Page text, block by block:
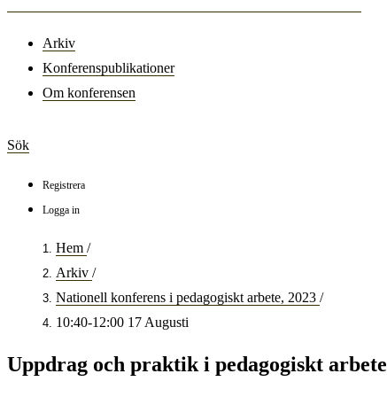
Arkiv
Konferenspublikationer
Om konferensen
Sök
Registrera
Logga in
Hem /
Arkiv /
Nationell konferens i pedagogiskt arbete, 2023 /
10:40-12:00 17 Augusti
Uppdrag och praktik i pedagogiskt arbete